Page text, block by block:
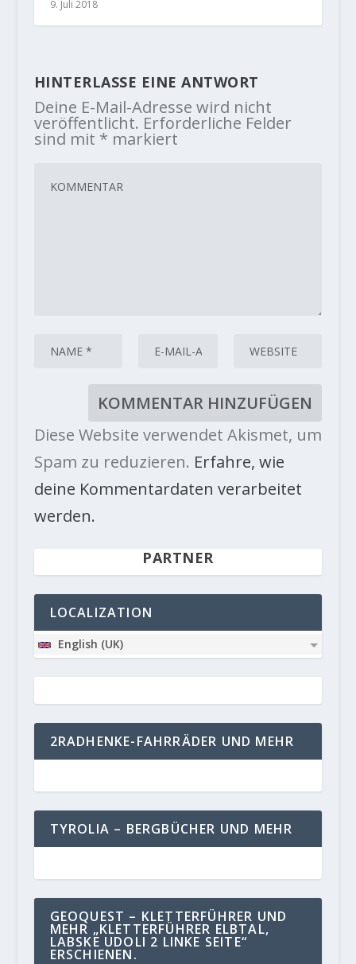
9. Juli 2018
HINTERLASSE EINE ANTWORT
Deine E-Mail-Adresse wird nicht
veröffentlicht. Erforderliche Felder
sind mit * markiert
Diese Website verwendet Akismet, um
Spam zu reduzieren. Erfahre, wie
deine Kommentardaten verarbeitet
werden.
PARTNER
LOCALIZATION
English (UK)
2RADHENKE-FAHRRÄDER UND MEHR
TYROLIA – BERGBÜCHER UND MEHR
GEOQUEST – KLETTERFÜHRER UND
MEHR „KLETTERFÜHRER ELBTAL,
LABSKE UDOLI 2 LINKE SEITE“
ERSCHIENEN.